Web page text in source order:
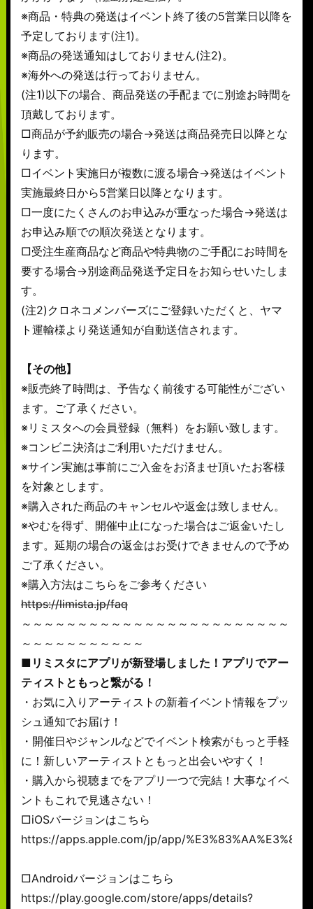
※商品・特典の発送はイベント終了後の5営業日以降を
予定しております(注1)。
※商品の発送通知はしておりません(注2)。
※海外への発送は行っておりません。
(注1)以下の場合、商品発送の手配までに別途お時間を
頂戴しております。
□商品が予約販売の場合→発送は商品発売日以降とな
ります。
□イベント実施日が複数に渡る場合→発送はイベント
実施最終日から5営業日以降となります。
□一度にたくさんのお申込みが重なった場合→発送は
お申込み順での順次発送となります。
□受注生産商品など商品や特典物のご手配にお時間を
要する場合→別途商品発送予定日をお知らせいたしま
す。
(注2)クロネコメンバーズにご登録いただくと、ヤマ
ト運輸様より発送通知が自動送信されます。
【その他】
※販売終了時間は、予告なく前後する可能性がござい
ます。ご了承ください。
※リミスタへの会員登録（無料）をお願い致します。
※コンビニ決済はご利用いただけません。
※サイン実施は事前にご入金をお済ませ頂いたお客様
を対象とします。
※購入された商品のキャンセルや返金は致しません。
※やむを得ず、開催中止になった場合はご返金いたし
ます。延期の場合の返金はお受けできませんので予め
ご了承ください。
※購入方法はこちらをご参考ください
https://limista.jp/faq
～～～～～～～～～～～～～～～～～～～～～～～～
～～～～～～～～～～～
■リミスタにアプリが新登場しました！アプリでアー
ティストともっと繋がる！
・お気に入りアーティストの新着イベント情報をプッ
シュ通知でお届け！
・開催日やジャンルなどでイベント検索がもっと手軽
に！新しいアーティストともっと出会いやすく！
・購入から視聴までをアプリ一つで完結！大事なイベ
ントもこれで見逃さない！
□iOSバージョンはこちら
https://apps.apple.com/jp/app/
□Androidバージョンはこちら
https://play.google.com/store/apps/details?